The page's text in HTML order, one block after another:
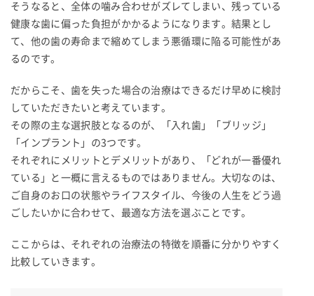
そうなると、全体の噛み合わせがズレてしまい、残っている
健康な歯に偏った負担がかかるようになります。結果とし
て、他の歯の寿命まで縮めてしまう悪循環に陥る可能性があ
るのです。
だからこそ、歯を失った場合の治療はできるだけ早めに検討
していただきたいと考えています。
その際の主な選択肢となるのが、「入れ歯」「ブリッジ」
「インプラント」の3つです。
それぞれにメリットとデメリットがあり、「どれが一番優れ
ている」と一概に言えるものではありません。大切なのは、
ご自身のお口の状態やライフスタイル、今後の人生をどう過
ごしたいかに合わせて、最適な方法を選ぶことです。
ここからは、それぞれの治療法の特徴を順番に分かりやすく
比較していきます。